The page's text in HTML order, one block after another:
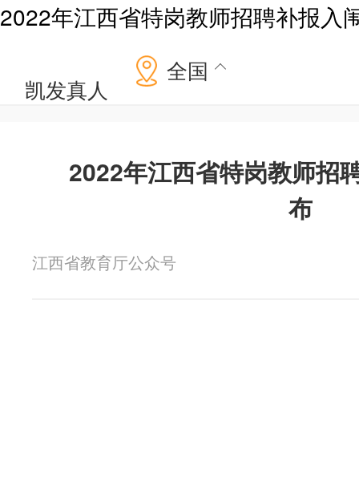
2022年江西省特岗教师招聘补报入
凯发真人
全国
2022年江西省特岗教师招
布
江西省教育厅公众号